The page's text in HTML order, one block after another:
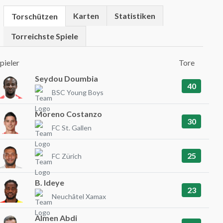
Torschützen Karten Statistiken
Torreichste Spiele
Tore
Seydou Doumbia
BSC Young Boys
40
Moreno Costanzo
FC St. Gallen
30
FC Zürich 25
B. Ideye
Neuchâtel Xamax
23
Almen Abdi